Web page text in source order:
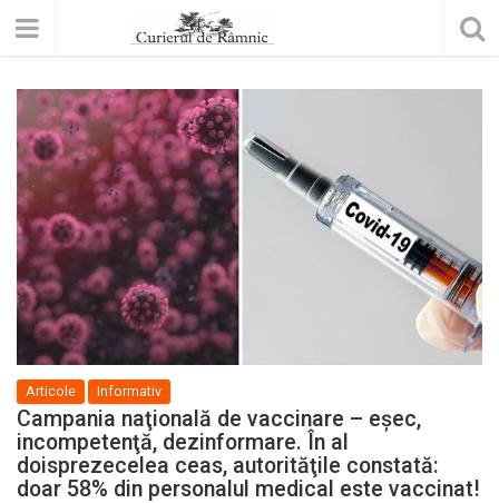
Articole Informativ
Campania naţională de vaccinare – eşec,
incompetenţă, dezinformare. În al
doisprezecelea ceas, autorităţile constată:
doar 58% din personalul medical este vaccinat!